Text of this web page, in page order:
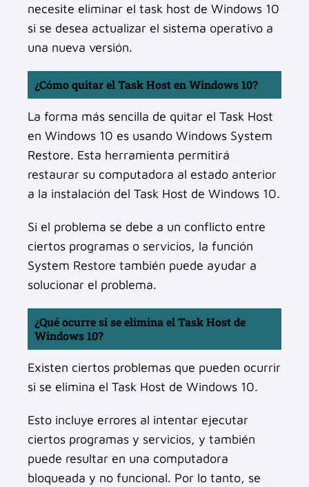
necesite eliminar el task host de Windows 10
si se desea actualizar el sistema operativo a
una nueva versión.
¿Cómo quitar el Task Host en Windows 10?
La forma más sencilla de quitar el Task Host
en Windows 10 es usando Windows System
Restore. Esta herramienta permitirá
restaurar su computadora al estado anterior
a la instalación del Task Host de Windows 10.
Si el problema se debe a un conflicto entre
ciertos programas o servicios, la función
System Restore también puede ayudar a
solucionar el problema.
¿Qué ocurre si se elimina el Task Host de
Windows 10?
Existen ciertos problemas que pueden ocurrir
si se elimina el Task Host de Windows 10.
Esto incluye errores al intentar ejecutar
ciertos programas y servicios, y también
puede resultar en una computadora
bloqueada y no funcional. Por lo tanto, se